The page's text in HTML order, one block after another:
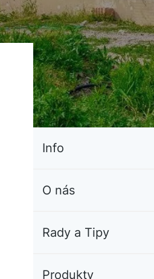
Info
O nás
Rady a Tipy
Produkty